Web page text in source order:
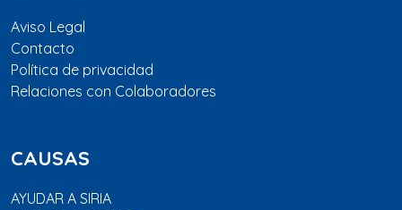
Aviso Legal
Contacto
Política de privacidad
Relaciones con Colaboradores
CAUSAS
AYUDAR A SIRIA